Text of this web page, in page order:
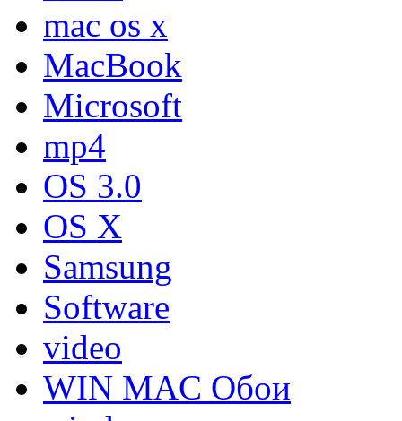
mac os x
MacBook
Microsoft
mp4
OS 3.0
OS X
Samsung
Software
video
WIN MAC Обои